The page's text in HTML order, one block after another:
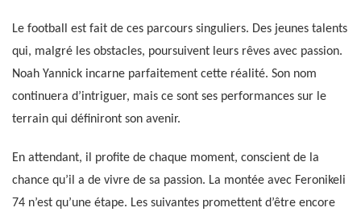
Le football est fait de ces parcours singuliers. Des jeunes talents
qui, malgré les obstacles, poursuivent leurs rêves avec passion.
Noah Yannick incarne parfaitement cette réalité. Son nom
continuera d’intriguer, mais ce sont ses performances sur le
terrain qui définiront son avenir.
En attendant, il profite de chaque moment, conscient de la
chance qu’il a de vivre de sa passion. La montée avec Feronikeli
74 n’est qu’une étape. Les suivantes promettent d’être encore